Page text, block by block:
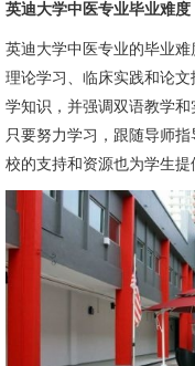
英迪大学中医专业毕业难度
英迪大学中医专业的毕业
理论学习、临床实践和论
学知识，并强调双语教学
只要努力学习，跟随导师
校的支持和资源也为学生提